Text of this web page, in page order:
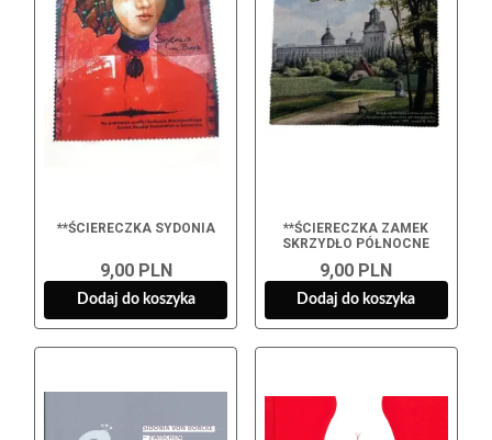
**ŚCIERECZKA SYDONIA
9,00 PLN
Dodaj do koszyka
**ŚCIERECZKA ZAMEK
SKRZYDŁO PÓŁNOCNE
9,00 PLN
Dodaj do koszyka